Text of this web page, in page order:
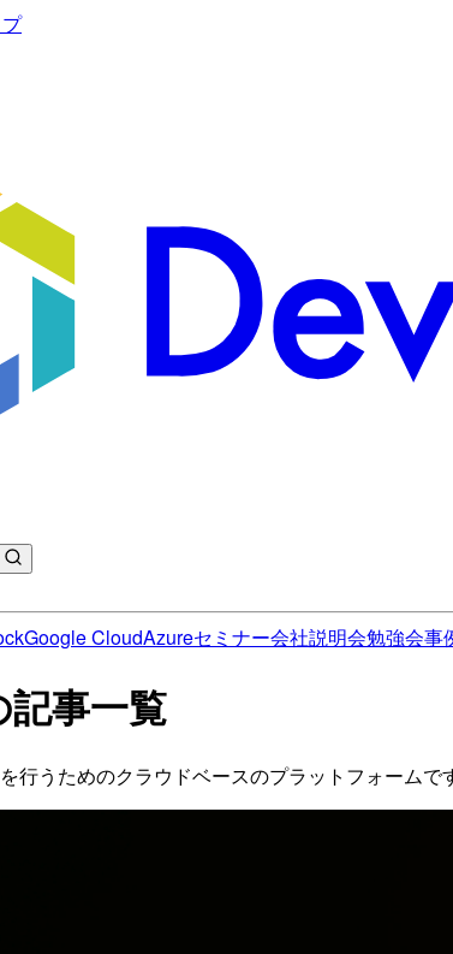
Google CloudAzureセミナー会社説明会勉強会事
事一覧
行うためのクラウドベースのプラットフォーム